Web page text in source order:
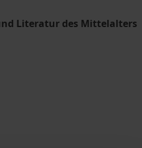
Literatur des Mittelalters